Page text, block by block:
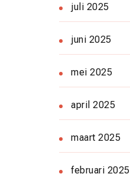
juli 2025
juni 2025
mei 2025
april 2025
maart 2025
februari 2025